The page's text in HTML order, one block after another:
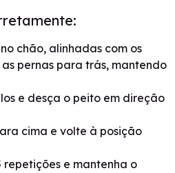
chão, alinhadas com os
pernas para trás, mantendo
e desça o peito em direção
cima e volte à posição
repetições e mantenha o